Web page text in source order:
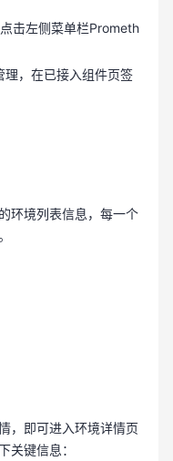
击左侧菜单栏Prometh
，在已接入组件页签
环境列表信息，每一个
，即可进入环境详情页
关键信息：